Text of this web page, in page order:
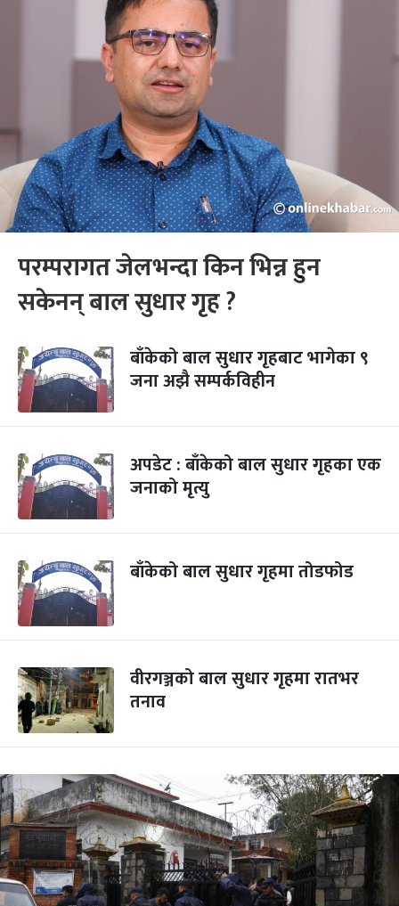
परम्परागत जेलभन्दा किन भिन्न हुन
सकेनन् बाल सुधार गृह ?
बाँकेको बाल सुधार गृहबाट भागेका ९
जना अझै सम्पर्कविहीन
अपडेट : बाँकेको बाल सुधार गृहका एक
जनाको मृत्यु
बाँकेको बाल सुधार गृहमा तोडफोड
वीरगञ्जको बाल सुधार गृहमा रातभर
तनाव